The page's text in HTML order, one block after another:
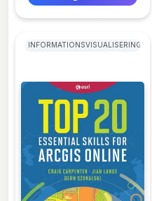
INFORMATIONSVISUALISERING